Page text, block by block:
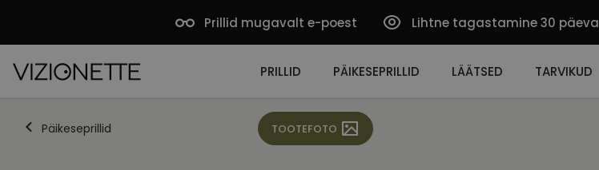
Prillid mugavalt e-poest Lihtne tagastamine 30 päeva
PRILLID PÄIKESEPRILLID LÄÄTSED TARVIKUD
Päikeseprillid TOOTEFOTO